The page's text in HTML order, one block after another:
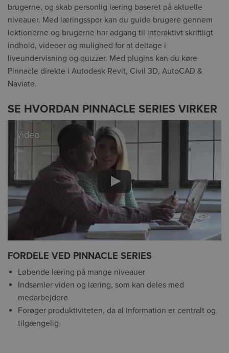
brugerne, og skab personlig læring baseret på aktuelle
niveauer. Med læringsspor kan du guide brugere gennem
lektionerne og brugerne har adgang til interaktivt skriftligt
indhold, videoer og mulighed for at deltage i
liveundervisning og quizzer. Med plugins kan du køre
Pinnacle direkte i Autodesk Revit, Civil 3D, AutoCAD &
Naviate.
SE HVORDAN PINNACLE SERIES VIRKER
Video
FORDELE VED PINNACLE SERIES
Løbende læring på mange niveauer
Indsamler viden og læring, som kan deles med
medarbejdere
Forøger produktiviteten, da al information er centralt og
tilgængelig